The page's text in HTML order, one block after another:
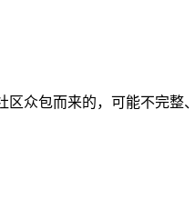
众包而来的，可能不完